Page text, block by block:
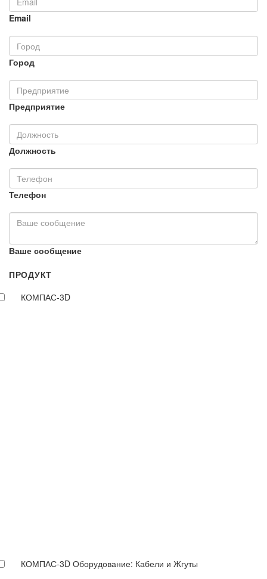
Email
Город
Предприятие
Должность
Телефон
Ваше сообщение
ПРОДУКТ
КОМПАС-3D
КОМПАС-3D Оборудование: Кабели и Жгуты